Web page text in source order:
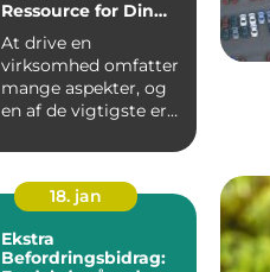
Ressource for Din
At drive en
virksomhed omfatter
mange aspekter, og
en af de vigtigste er
økonomist...
18. jan
Ekstra
Befordringsbidrag: